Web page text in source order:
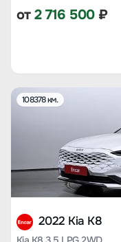
от2 716 500₽
108378 км.
2022 Kia K8